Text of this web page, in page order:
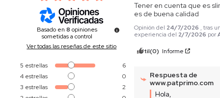
Basado en8 opiniones
sometidas a control
Ver todas las reseñas de este sitio
5 estrellas
6
4 estrellas
0
3 estrellas
2
Tener en cuenta que es
es de buena calidad
Opinión del 24/7/2026 , tras
experiencia del 2/7/2026 por
Útil(0) Informe
Respuesta de
www.patprimo.com
Hola,